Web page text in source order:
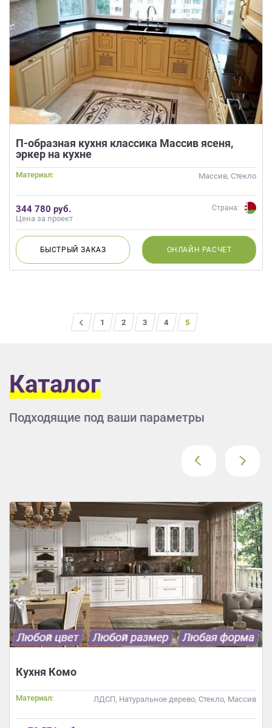
П-образная кухня классика Массив ясеня,
эркер на кухне
Материал: Массив, Стекло
344 780 руб.
Цена за проект
Страна:
БЫСТРЫЙЗАКАЗ ОНЛАЙН РАСЧЕТ
1 2 3 4 5
Каталог
Подходящие под ваши параметры
Кухня Комо
Материал: ЛДСП, Натуральное дерево, Стекло, Массив